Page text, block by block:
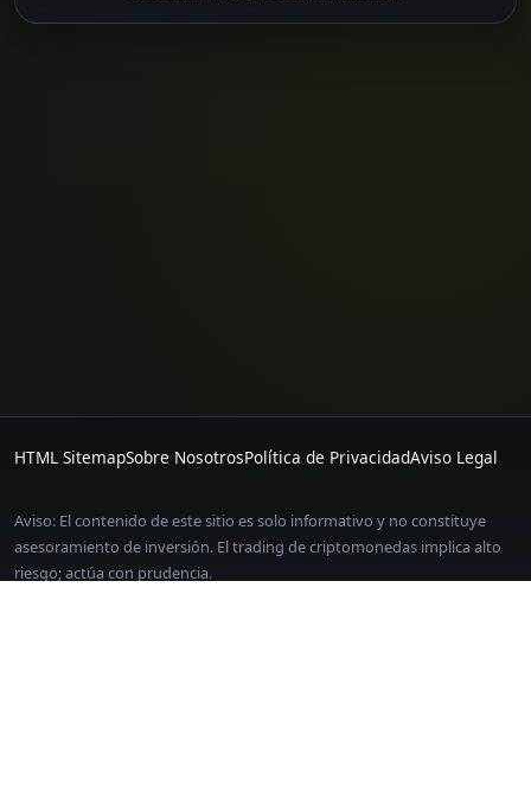
HTML SitemapSobre NosotrosPolítica de PrivacidadAviso Legal
Aviso: El contenido de este sitio es solo informativo y no constituye
asesoramiento de inversión. El trading de criptomonedas implica alto
riesgo; actúa con prudencia.